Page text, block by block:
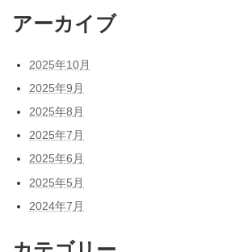
アーカイブ
2025年10月
2025年9月
2025年8月
2025年7月
2025年6月
2025年5月
2024年7月